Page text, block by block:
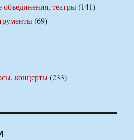
театры(141)
(69)
концерты(233)